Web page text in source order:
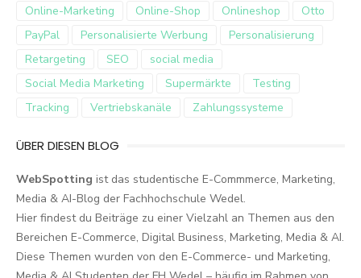
Online-Marketing
Online-Shop Onlineshop
Otto
PayPal
Personalisierte Werbung
Personalisierung
Retargeting
SEO
social media
Social Media Marketing
Supermärkte
Testing
Tracking
Vertriebskanäle Zahlungssysteme
ÜBER DIESEN BLOG
WebSpotting ist das studentische E-Commmerce, Marketing,
Media & AI-Blog der Fachhochschule Wedel.
Hier findest du Beiträge zu einer Vielzahl an Themen aus den
Bereichen E-Commerce, Digital Business, Marketing, Media & AI.
Diese Themen wurden von den E-Commerce- und Marketing,